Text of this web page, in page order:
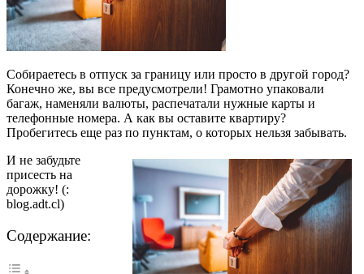
Собираетесь в отпуск за границу или просто в другой город?
Конечно же, вы все предусмотрели! Грамотно упаковали
багаж, наменяли валюты, распечатали нужные карты и
телефонные номера. А как вы оставите квартиру?
Пробегитесь еще раз по пунктам, о которых нельзя забывать.
И не забудьте
присесть на
дорожку! (:
blog.adt.cl)
Содержание: